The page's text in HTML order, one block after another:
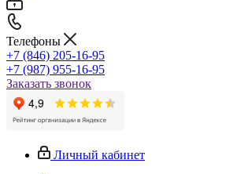
Телефоны
+7 (846) 205-16-95
+7 (987) 955-16-95
Заказать звонок
Личный кабинет